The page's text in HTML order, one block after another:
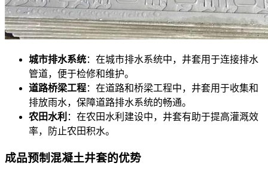
城市排水系统：在城市排水系统中，井套用于连接排水
管道，便于检修和维护。
道路桥梁工程：在道路和桥梁工程中，井套用于收集和
排放雨水，保障道路排水系统的畅通。
农田水利 ：在农田水利建设中，井套有助于提高灌溉效
率，防止农田积水。
成品预制混凝土井套的优势